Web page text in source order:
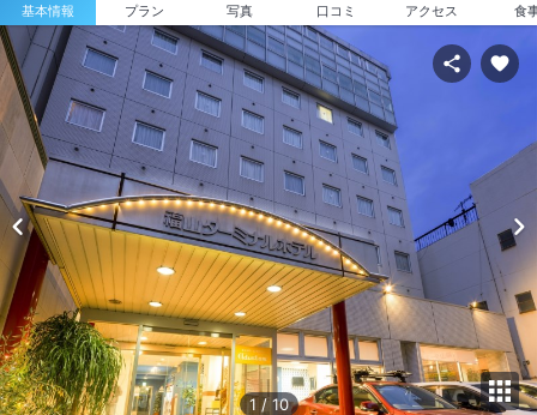
基本情報 プラン 写真 口コミ アクセス 食
1 / 10